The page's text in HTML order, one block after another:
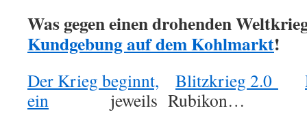
Was gegen einen drohenden
Kundgebung auf dem Kohlmarkt!
Der Krieg beginnt, Blitzkrieg 2.0
ein jeweils Rubikon…